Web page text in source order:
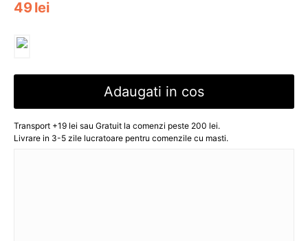
49lei
Adaugati in cos
Transport +19 lei sau Gratuit la comenzi peste 200 lei.
Livrare in 3-5 zile lucratoare pentru comenzile cu masti.